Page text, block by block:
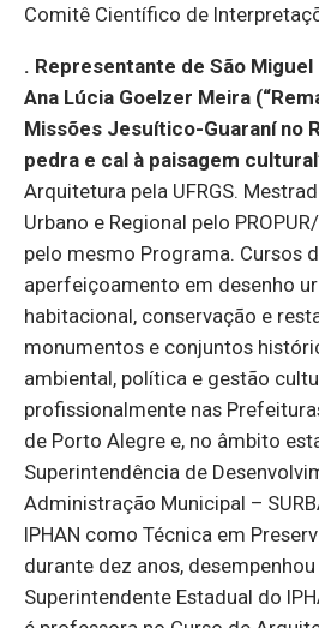
Comitê Científico de
. Representante de São Miguel
Ana Lúcia Goelzer Meira (“
Missões Jesuítico-Guaraní no
pedra e cal à paisagem
Arquitetura pela UFRGS.
Urbano e Regional pelo
pelo mesmo Programa. Cursos
aperfeiçoamento em desenho
habitacional, conservação e
monumentos e conjuntos
ambiental, política e gestão
profissionalmente nas
de Porto Alegre e, no âmbito
Superintendência de
Administração Municipal –
IPHAN como Técnica em
durante dez anos,
Superintendente Estadual do